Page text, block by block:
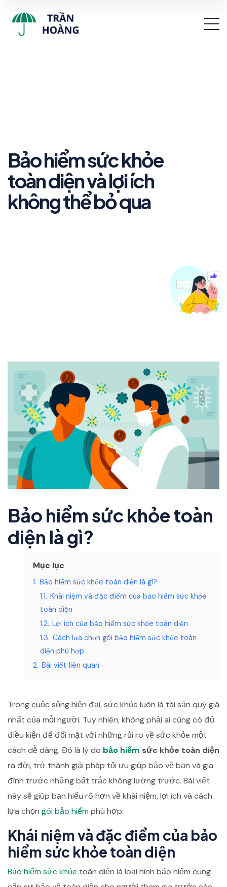
Bảo hiểm sức khỏe
toàn diện và lợi ích
không thể bỏ qua
Bảo hiểm sức khỏe toàn
diện là gì?
Mục lục
1. Bảo hiểm sức khỏe toàn diện là gì?
1.1. Khái niệm và đặc điểm của bảo hiểm sức khỏe
toàn diện
1.2. Lợi ích của bảo hiểm sức khỏe toàn diện
1.3. Cách lựa chọn gói bảo hiểm sức khỏe toàn
diện phù hợp
2. Bài viết liên quan
Trong cuộc sống hiện đại, sức khỏe luôn là tài sản quý giá
nhất của mỗi người. Tuy nhiên, không phải ai cũng có đủ
điều kiện để đối mặt với những rủi ro về sức khỏe một
cách dễ dàng. Đó là lý do bảo hiểm sức khỏe toàn diện
ra đời, trở thành giải pháp tối ưu giúp bảo vệ bạn và gia
đình trước những bất trắc không lường trước. Bài viết
này sẽ giúp bạn hiểu rõ hơn về khái niệm, lợi ích và cách
lựa chọn gói bảo hiểmphù hợp.
Khái niệm và đặc điểm của bảo
hiểm sức khỏe toàn diện
Bảo hiểm sức khỏe toàn diện là loại hình bảo hiểm cung